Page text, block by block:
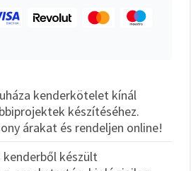
kenderkötelet kínál
készítéséhez.
árakat és rendeljen online!
készült